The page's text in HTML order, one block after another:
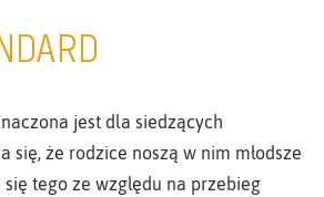
jest dla siedzących
się, że rodzice noszą w nim młodsze
tego ze względu na przebieg